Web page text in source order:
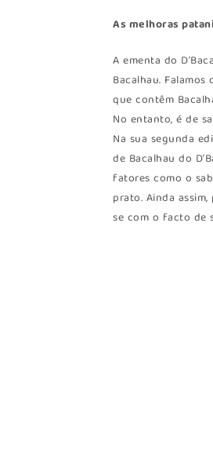
As melhoras
A ementa do
Bacalhau.
que contêm
No entanto, é de
Na sua segunda
de Bacalhau do
fatores como o
prato. Ainda
se com o facto de